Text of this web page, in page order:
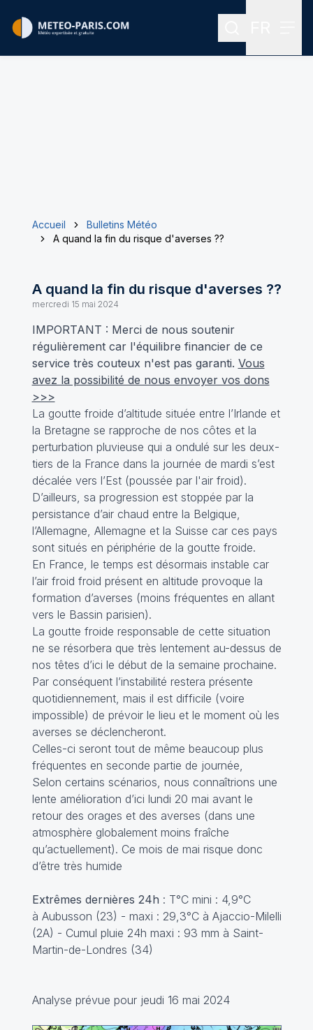
Rechercher
Accueil
Bulletins Météo
A quand la fin du risque d'averses ??
A quand la fin du risque d'averses ??
mercredi 15 mai 2024
IMPORTANT : Merci de nous soutenir
régulièrement car l'équilibre financier de ce
service très couteux n'est pas garanti. Vous
avez la possibilité de nous envoyer vos dons
>>>
La goutte froide d’altitude située entre l’Irlande et
la Bretagne se rapproche de nos côtes et la
perturbation pluvieuse qui a ondulé sur les deux-
tiers de la France dans la journée de mardi s’est
décalée vers l’Est (poussée par l'air froid).
D’ailleurs, sa progression est stoppée par la
persistance d’air chaud entre la Belgique,
l’Allemagne, Allemagne et la Suisse car ces pays
sont situés en périphérie de la goutte froide.
En France, le temps est désormais instable car
l’air froid froid présent en altitude provoque la
formation d’averses (moins fréquentes en allant
vers le Bassin parisien).
La goutte froide responsable de cette situation
ne se résorbera que très lentement au-dessus de
nos têtes d’ici le début de la semaine prochaine.
Par conséquent l’instabilité restera présente
quotidiennement, mais il est difficile (voire
impossible) de prévoir le lieu et le moment où les
averses se déclencheront.
Celles-ci seront tout de même beaucoup plus
fréquentes en seconde partie de journée,
Selon certains scénarios, nous connaîtrions une
lente amélioration d’ici lundi 20 mai avant le
retour des orages et des averses (dans une
atmosphère globalement moins fraîche
qu’actuellement). Ce mois de mai risque donc
d’être très humide
Extrêmes dernières 24h : T°C mini : 4,9°C
à Aubusson (23) - maxi : 29,3°C à Ajaccio-Milelli
(2A) - Cumul pluie 24h maxi : 93 mm à Saint-
Martin-de-Londres (34)
Analyse prévue pour jeudi 16 mai 2024